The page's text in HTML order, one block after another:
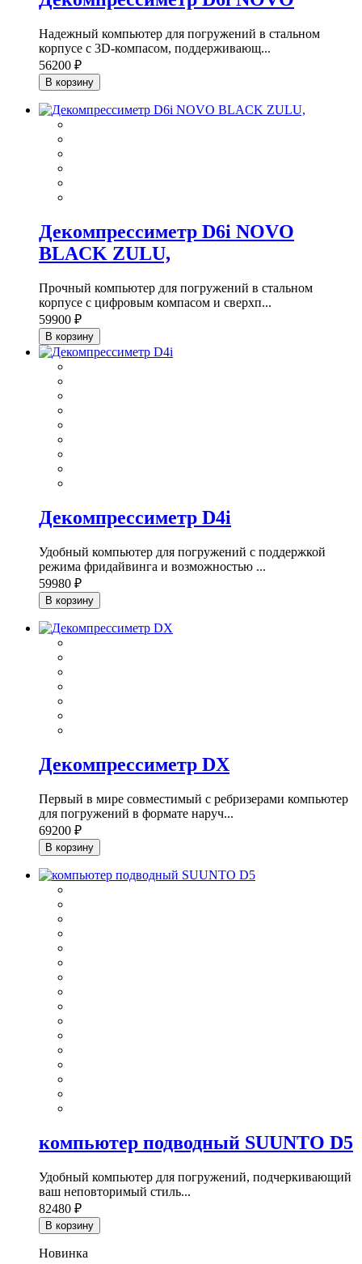
Надежный компьютер для погружений в стальном
корпусе с 3D-компасом, поддерживающ...
56200 ₽
В корзину
Декомпрессиметр D6i NOVO
BLACK ZULU,
Прочный компьютер для погружений в стальном
корпусе с цифровым компасом и сверхп...
59900 ₽
В корзину
Декомпрессиметр D4i
Удобный компьютер для погружений с поддержкой
режима фридайвинга и возможностью ...
59980 ₽
В корзину
Декомпрессиметр DX
Первый в мире совместимый с ребризерами компьютер
для погружений в формате наруч...
69200 ₽
В корзину
компьютер подводный SUUNTO D5
Удобный компьютер для погружений, подчеркивающий
ваш неповторимый стиль...
82480 ₽
В корзину
Новинка